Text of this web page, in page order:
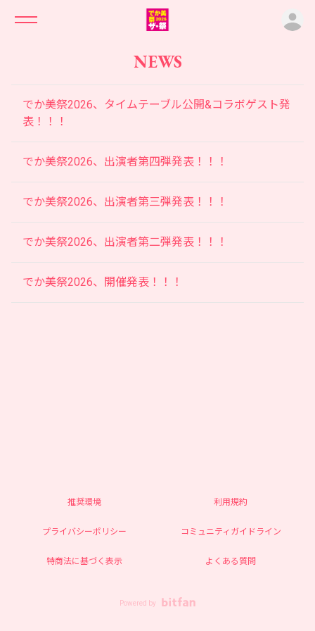
NEWS
でか美祭2026、タイムテーブル公開&コラボゲスト発
表！！！
でか美祭2026、出演者第四弾発表！！！
でか美祭2026、出演者第三弾発表！！！
でか美祭2026、出演者第二弾発表！！！
でか美祭2026、開催発表！！！
推奨環境 利用規約
プライバシーポリシー コミュニティガイドライン
特商法に基づく表示 よくある質問
Powered by